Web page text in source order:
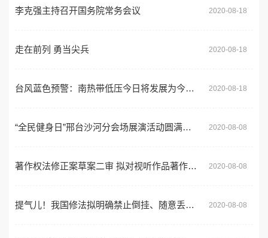
李克强主持召开国务院常务会议 2020-08-18
走在前列 勇当尖兵 2020-08-18
台风蓝色预警：南热带低压今日将发展为今年第7号台风 2020-08-18
“全民健身日”邢台沙河分会场展演活动圆满成功 2020-08-08
著作权法修正案草案二审 拟对视听作品著作权分类保护 2020-08-08
提气儿！我国修法拟明确禁止倒挂、随意丢弃等损害国旗尊严行为 2020-08-08